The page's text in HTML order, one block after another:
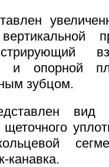
и опорной
зубцом.
вид
канавка.